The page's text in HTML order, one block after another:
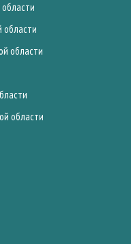
области
области
области